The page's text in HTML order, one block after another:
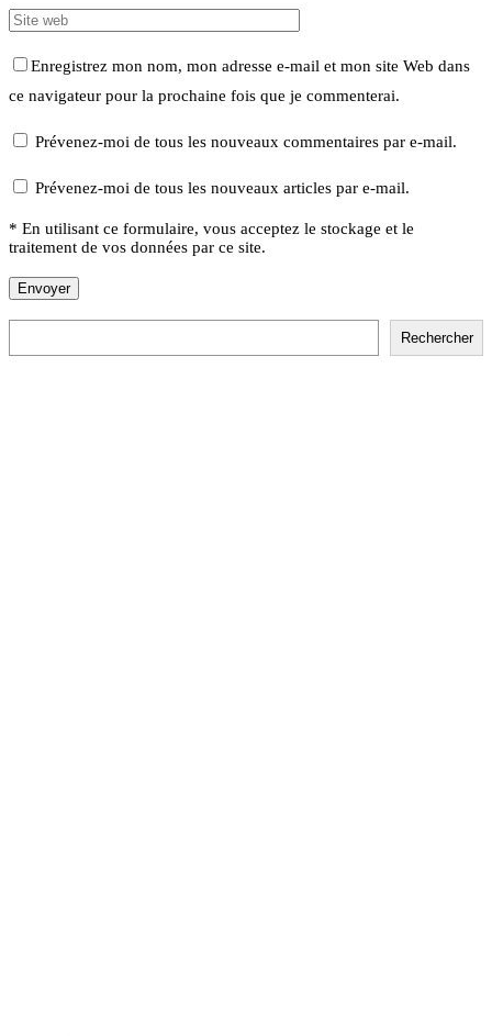
Enregistrez mon nom, mon adresse e-mail et mon site Web dans
ce navigateur pour la prochaine fois que je commenterai.
Prévenez-moi de tous les nouveaux commentaires par e-mail.
Prévenez-moi de tous les nouveaux articles par e-mail.
* En utilisant ce formulaire, vous acceptez le stockage et le
traitement de vos données par ce site.
Rechercher